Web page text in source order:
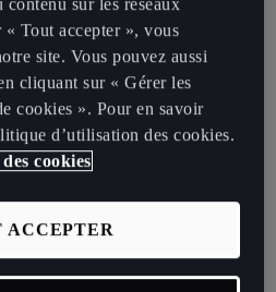
MEME EN
votre CUPRA vous offre 450
la sportivité.
réduisent bruit et
centralisé et matériaux
une tranquillité d’esprit.
contenu sur les réseaux
Tout accepter », vous
site. Vous pouvez aussi
cliquant sur « Gérer les
cookies ». Pour en savoir
d’utilisation des cookies.
cookies
ACCEPTER